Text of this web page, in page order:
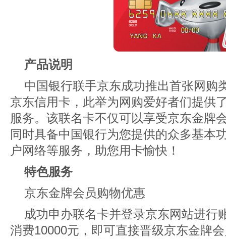
产品说明
中国银行联手京东成功推出首张网
京东信用卡，此举为网购爱好者们提供
服务。该联名卡不仅可以享受京东金牌
同时具备中国银行为您提供的众多基本
户网络等服务，助您用卡愉快！
特色服务
京东金牌会员购物优惠
成功申办联名卡并登录京东网站进行
消费10000元，即可直接晋级京东金牌